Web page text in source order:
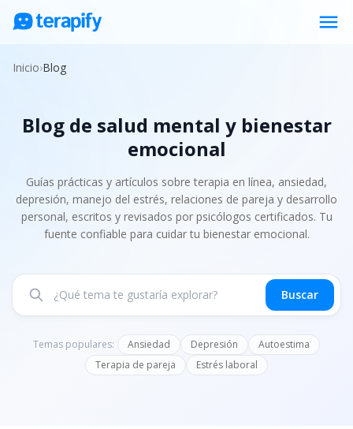
menu
Psicólogos en línea
Opiniones
Preguntas frecuentes
Blog
Trabaja con nosotros
Inicio›Blog
Blog de salud mental y bienestar
emocional
Guías prácticas y artículos sobre terapia en línea, ansiedad,
depresión, manejo del estrés, relaciones de pareja y desarrollo
personal, escritos y revisados por psicólogos certificados. Tu
fuente confiable para cuidar tu bienestar emocional.
Buscar
Temas populares: Ansiedad Depresión
Autoestima
Terapia de pareja
Estrés laboral